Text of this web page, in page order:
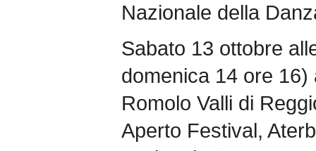
Nazionale della
Sabato 13 ottobre
domenica 14 ore 16)
Romolo Valli di
Aperto Festival,